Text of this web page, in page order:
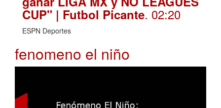
CUP" | Futbol Picante. 02:20
ESPN Deportes
fenomeno el niño